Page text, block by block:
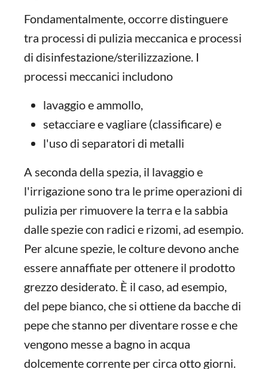
Fondamentalmente, occorre distinguere
tra processi di pulizia meccanica e processi
di disinfestazione/sterilizzazione. I
processi meccanici includono
lavaggio e ammollo,
setacciare e vagliare (classificare) e
l'uso di separatori di metalli
A seconda della spezia, il lavaggio e
l'irrigazione sono tra le prime operazioni di
pulizia per rimuovere la terra e la sabbia
dalle spezie con radici e rizomi, ad esempio.
Per alcune spezie, le colture devono anche
essere annaffiate per ottenere il prodotto
grezzo desiderato. È il caso, ad esempio,
del pepe bianco, che si ottiene da bacche di
pepe che stanno per diventare rosse e che
vengono messe a bagno in acqua
dolcemente corrente per circa otto giorni.